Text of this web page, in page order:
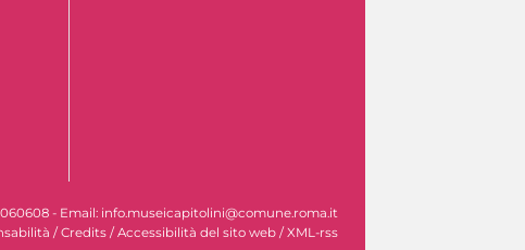
060608 - Email: info.museicapitolini@comune.roma.it
/Credits /Accessibilità del sito web /XML-rss